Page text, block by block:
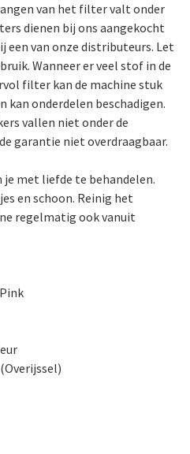
van het filter valt onder
dienen bij ons aangekocht
een van onze distributeurs. Let
Wanneer er veel stof in de
filter kan de machine stuk
kan onderdelen beschadigen.
vallen niet onder de
garantie niet overdraagbaar.
je met liefde te behandelen.
en schoon. Reinig het
regelmatig ook vanuit